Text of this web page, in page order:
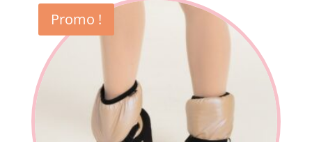
était :
78.00€.
est :
58.50€.
Promo !